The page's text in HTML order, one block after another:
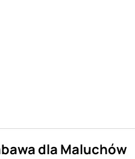
dla Maluchów